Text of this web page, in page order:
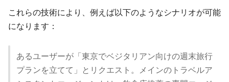
これらの技術により、例えば以下のようなシナリオが可能
になります：
あるユーザーが「東京でベジタリアン向けの週末旅行
プランを立てて」とリクエスト。メインのトラベルア